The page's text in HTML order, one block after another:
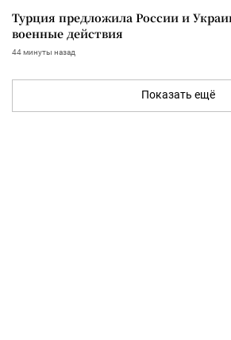
Турция предложила России и
военные действия
44 минуты назад
Показать ещё